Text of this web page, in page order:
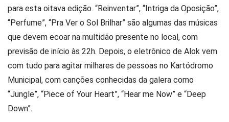
para esta oitava edição. “Reinventar”, “Intriga da Oposição”,
“Perfume”, “Pra Ver o Sol Brilhar” são algumas das músicas
que devem ecoar na multidão presente no local, com
previsão de início às 22h. Depois, o eletrônico de Alok vem
com tudo para agitar milhares de pessoas no Kartódromo
Municipal, com canções conhecidas da galera como
“Jungle”, “Piece of Your Heart”, “Hear me Now” e “Deep
Down”.